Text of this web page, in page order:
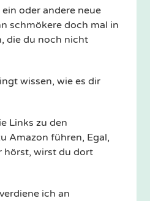
oder andere neue
schmökere doch mal in
die du noch nicht
wissen, wie es dir
Links zu den
Amazon führen, Egal,
hörst, wirst du dort
ich an